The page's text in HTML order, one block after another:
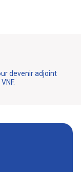
devenir adjoint